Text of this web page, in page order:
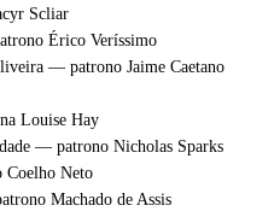
Scliar
Érico Veríssimo
— patrono Jaime Caetano
Louise Hay
— patrono Nicholas Sparks
Coelho Neto
Machado de Assis